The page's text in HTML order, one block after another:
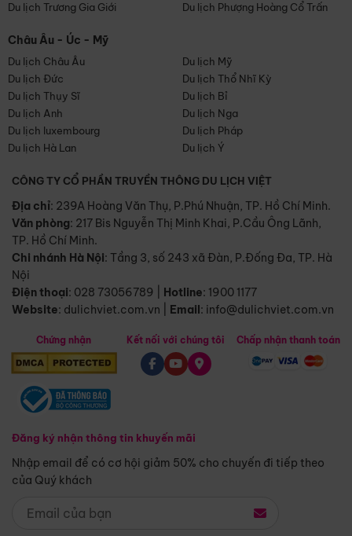
Du lịch Trương Gia Giới
Du lịch Phượng Hoàng Cổ Trấn
Châu Âu - Úc - Mỹ
Du lịch Châu Âu
Du lịch Mỹ
Du lịch Đức
Du lịch Thổ Nhĩ Kỳ
Du lịch Thụy Sĩ
Du lịch Bỉ
Du lịch Anh
Du lịch Nga
Du lịch luxembourg
Du lịch Pháp
Du lịch Hà Lan
Du lịch Ý
CÔNG TY CỔ PHẦN TRUYỀN THÔNG DU LỊCH VIỆT
Địa chỉ: 239A Hoàng Văn Thụ, P.Phú Nhuận, TP. Hồ Chí Minh.
Văn phòng: 217 Bis Nguyễn Thị Minh Khai, P.Cầu Ông Lãnh,
TP. Hồ Chí Minh.
Chi nhánh Hà Nội: Tầng 3, số 243 xã Đàn, P.Đống Đa, TP. Hà
Nội
Điện thoại: 028 73056789 Hotline: 1900 1177
Website: dulichviet.com.vn Email: info@dulichviet.com.vn
Chứng nhận
Đăng ký nhận thông tin khuyến mãi
Nhập email để có cơ hội giảm 50% cho chuyến đi tiếp theo
của Quý khách
Kết nối với chúng tôi Chấp nhận thanh toán